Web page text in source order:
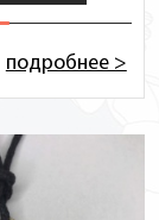
подробнее >